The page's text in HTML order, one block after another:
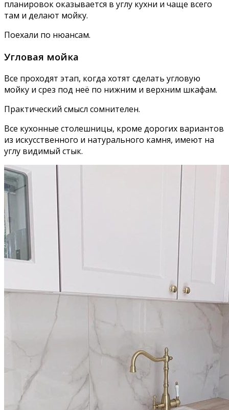
планировок оказывается в углу кухни и чаще всего
там и делают мойку.
Поехали по нюансам.
Угловая мойка
Все проходят этап, когда хотят сделать угловую
мойку и срез под неё по нижним и верхним шкафам.
Практический смысл сомнителен.
Все кухонные столешницы, кроме дорогих вариантов
из искусственного и натурального камня, имеют на
углу видимый стык.